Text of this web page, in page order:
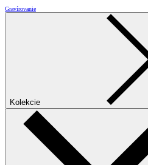
Gravírovanie
Kolekcie